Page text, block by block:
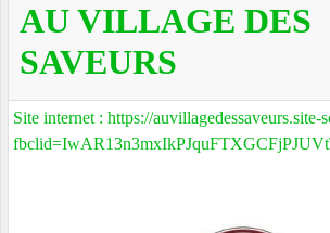
AU VILLAGE DES
SAVEURS
Site internet : https://auvillagedessaveurs.site-